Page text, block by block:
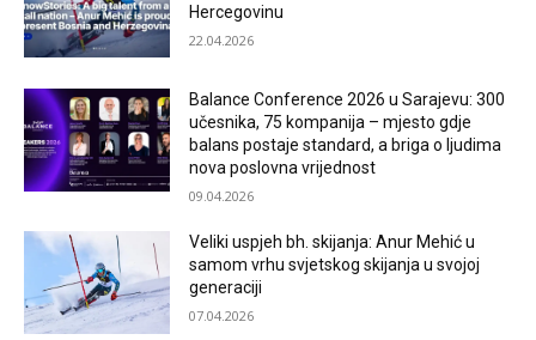
Hercegovinu
22.04.2026
Balance Conference 2026 u Sarajevu: 300
učesnika, 75 kompanija – mjesto gdje
balans postaje standard, a briga o ljudima
nova poslovna vrijednost
09.04.2026
Veliki uspjeh bh. skijanja: Anur Mehić u
samom vrhu svjetskog skijanja u svojoj
generaciji
07.04.2026